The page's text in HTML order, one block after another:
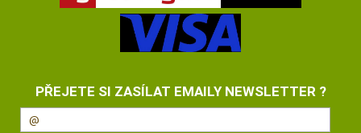
PŘEJETE SI ZASÍLAT EMAILY NEWSLETTER ?